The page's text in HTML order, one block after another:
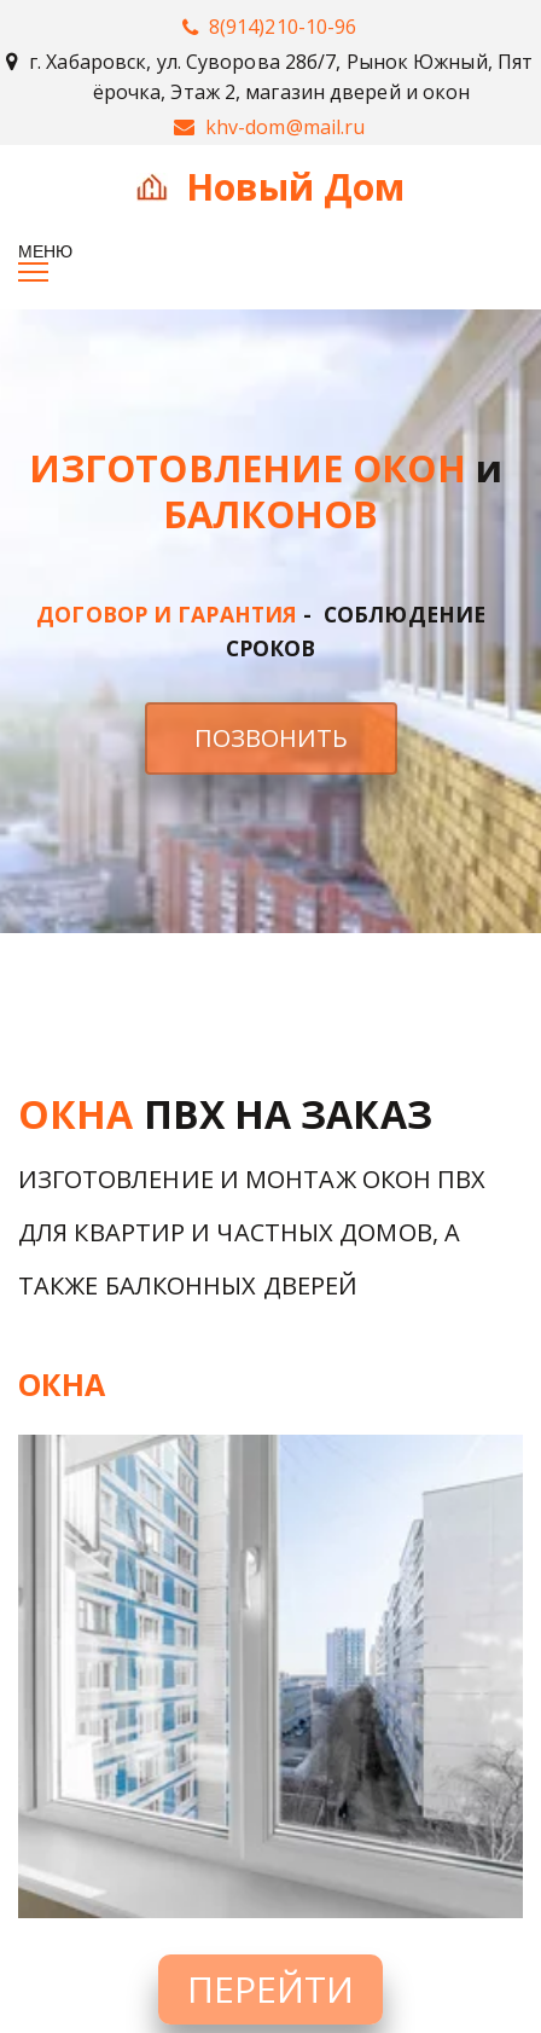
8(914)210-10-96
г. Хабаровск, ул. Суворова 28б/7, Рынок Южный, Пят
ёрочка, Этаж 2, магазин дверей и окон
khv-dom@mail.ru
Новый Дом
ИЗГОТОВЛЕНИЕ ОКОН и
БАЛКОНОВ
ДОГОВОР И ГАРАНТИЯ -  СОБЛЮДЕНИЕ
СРОКОВ
ПОЗВОНИТЬ
ОКНА ПВХ НА ЗАКАЗ
ИЗГОТОВЛЕНИЕ И МОНТАЖ ОКОН ПВХ
ДЛЯ КВАРТИР И ЧАСТНЫХ ДОМОВ, А
ТАКЖЕ БАЛКОННЫХ ДВЕРЕЙ
ОКНА
ПЕРЕЙТИ